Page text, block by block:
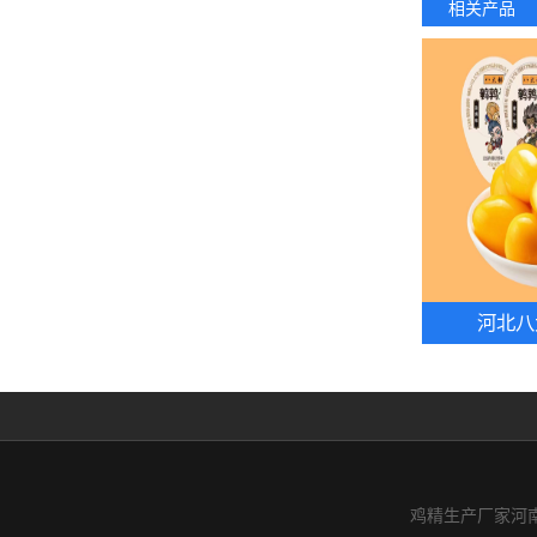
相关产品
河北
鸡精生产厂家河